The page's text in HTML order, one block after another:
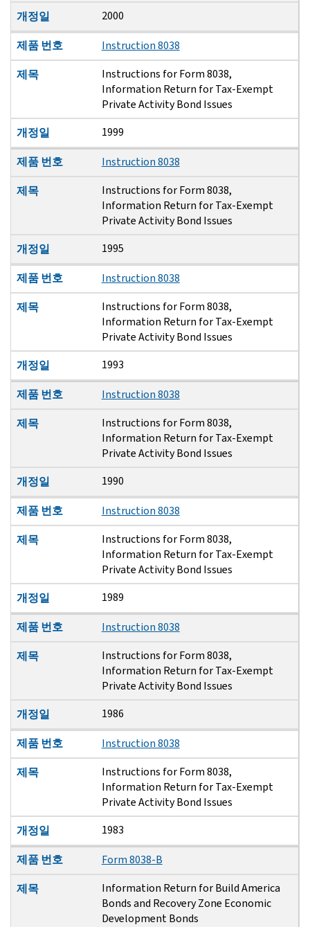
개정일
2000
제품 번호
Instruction 8038
제목
Instructions for Form 8038,
Information Return for Tax-Exempt
Private Activity Bond Issues
개정일
1999
제품 번호
Instruction 8038
제목
Instructions for Form 8038,
Information Return for Tax-Exempt
Private Activity Bond Issues
개정일
1995
제품 번호
Instruction 8038
제목
Instructions for Form 8038,
Information Return for Tax-Exempt
Private Activity Bond Issues
개정일
1993
제품 번호
Instruction 8038
제목
Instructions for Form 8038,
Information Return for Tax-Exempt
Private Activity Bond Issues
개정일
1990
제품 번호
Instruction 8038
제목
Instructions for Form 8038,
Information Return for Tax-Exempt
Private Activity Bond Issues
개정일
1989
제품 번호
Instruction 8038
제목
Instructions for Form 8038,
Information Return for Tax-Exempt
Private Activity Bond Issues
개정일
1986
제품 번호
Instruction 8038
제목
Instructions for Form 8038,
Information Return for Tax-Exempt
Private Activity Bond Issues
개정일
1983
제품 번호
Form 8038-B
제목
Information Return for Build America
Bonds and Recovery Zone Economic
Development Bonds